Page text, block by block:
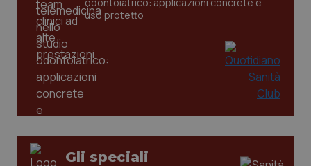
uso protetto
Gli speciali
tracking-sites-ironfish-
www.quotidianosanita.it
_ga
Google LLC
1